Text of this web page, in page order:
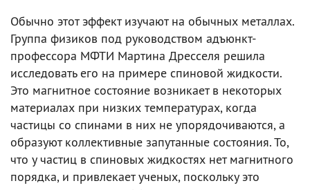
Обычно этот эффект изучают на обычных металлах.
Группа физиков под руководством адъюнкт-
профессора МФТИ Мартина Дресселя решила
исследовать его на примере спиновой жидкости.
Это магнитное состояние возникает в некоторых
материалах при низких температурах, когда
частицы со спинами в них не упорядочиваются, а
образуют коллективные запутанные состояния. То,
что у частиц в спиновых жидкостях нет магнитного
порядка, и привлекает ученых, поскольку это